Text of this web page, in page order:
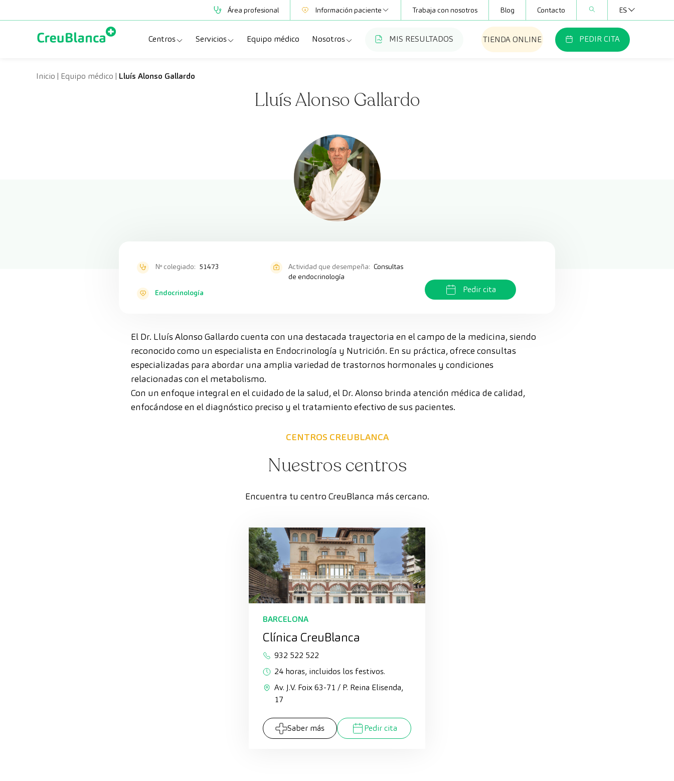
Área profesional Información paciente
Mutuas
Club CreuBlanca
Trabaja con nosotros Blog Contacto ES
Centros
Clínica CreuBlanca
Servicios
Pruebas diagnósticas
Equipo médico Nosotros
Trabaja con nosotros
CreuBlanca Empresas
Fundación Privada Imhotep
Preguntas frecuentes
MIS RESULTADOS TIENDA ONLINE PEDIR CITA
Inicio | Equipo médico | Lluís Alonso Gallardo
Lluís Alonso Gallardo
Nº colegiado: 51473 Actividad que desempeña: Consultas
de endocrinología
Endocrinología
Pedir cita
El Dr. Lluís Alonso Gallardo cuenta con una destacada trayectoria en el campo de la medicina, siendo
reconocido como un especialista en Endocrinología y Nutrición. En su práctica, ofrece consultas
especializadas para abordar una amplia variedad de trastornos hormonales y condiciones
relacionadas con el metabolismo.
Con un enfoque integral en el cuidado de la salud, el Dr. Alonso brinda atención médica de calidad,
enfocándose en el diagnóstico preciso y el tratamiento efectivo de sus pacientes.
CENTROS CREUBLANCA
Nuestros centros
Encuentra tu centro CreuBlanca más cercano.
BARCELONA
Clínica CreuBlanca
932 522 522
24 horas, incluidos los festivos.
Av. J.V. Foix 63-71 / P. Reina Elisenda,
17
Saber más Pedir cita